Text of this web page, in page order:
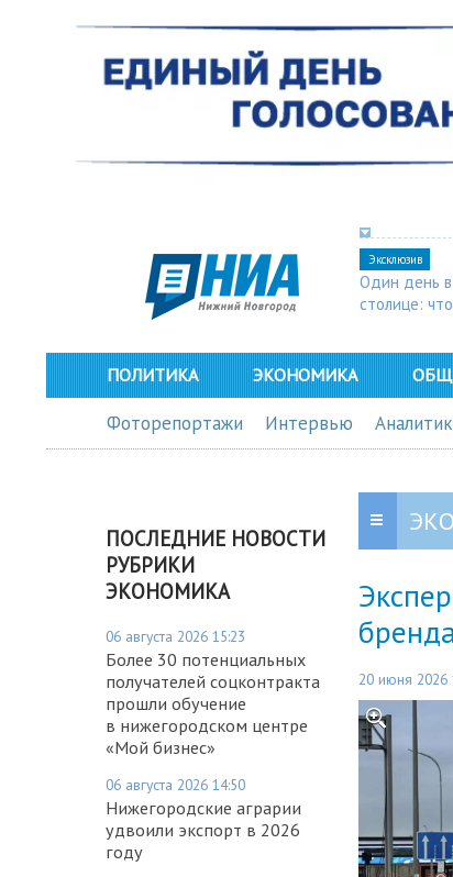
Эксклюзив
Один день в
столице:
ПОЛИТИКА ЭКОНОМИКА
Фоторепортажи Интервью
ПОСЛЕДНИЕ НОВОСТИ
РУБРИКИ
ЭКОНОМИКА
06 августа 2026 15:23
Более 30 потенциальных
получателей соцконтракта
прошли обучение
в нижегородском центре
«Мой бизнес»
06 августа 2026 14:50
Нижегородские аграрии
удвоили экспорт в 2026
году
20 июня 2026